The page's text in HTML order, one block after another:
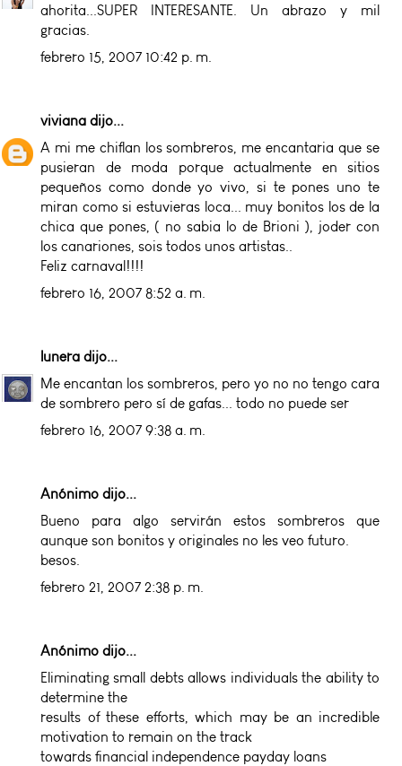
ahorita...SUPER INTERESANTE. Un abrazo y mil
gracias.
febrero 15, 2007 10:42 p. m.
viviana dijo...
A mi me chiflan los sombreros, me encantaria que se
pusieran de moda porque actualmente en sitios
pequeños como donde yo vivo, si te pones uno te
miran como si estuvieras loca... muy bonitos los de la
chica que pones, ( no sabia lo de Brioni ), joder con
los canariones, sois todos unos artistas..
Feliz carnaval!!!!
febrero 16, 2007 8:52 a. m.
lunera dijo...
Me encantan los sombreros, pero yo no no tengo cara
de sombrero pero sí de gafas... todo no puede ser
febrero 16, 2007 9:38 a. m.
Anónimo dijo...
Bueno para algo servirán estos sombreros que
aunque son bonitos y originales no les veo futuro.
besos.
febrero 21, 2007 2:38 p. m.
Anónimo dijo...
Eliminating small debts allows individuals the ability to
determine the
results of these efforts, which may be an incredible
motivation to remain on the track
towards financial independence payday loans